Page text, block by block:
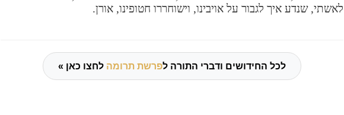
לאשתי, שנדע איך לגבור על אויבינו, וישוחררו חטופינו, אורן.
לכל החידושים ודברי התורה לפרשת תרומה לחצו כאן »